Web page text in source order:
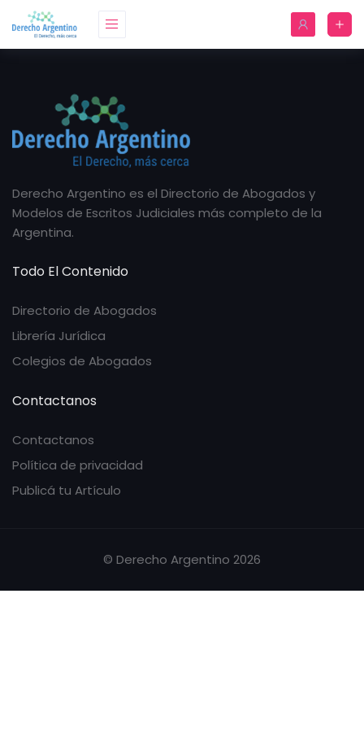
Derecho Argentino es el Directorio de Abogados y
Modelos de Escritos Judiciales más completo de la
Argentina.
Todo El Contenido
Directorio de Abogados
Librería Jurídica
Colegios de Abogados
Contactanos
Contactanos
Política de privacidad
Publicá tu Artículo
© Derecho Argentino 2026